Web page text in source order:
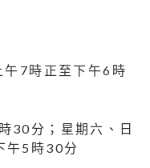
7時正至下午6時
30分；星期六、日
午5時30分